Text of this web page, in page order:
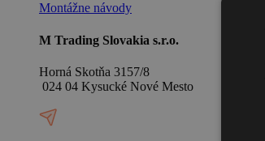
Montážne návody
M Trading Slovakia s.r.o.
Horná Skotňa 3157/8
024 04 Kysucké Nové Mesto